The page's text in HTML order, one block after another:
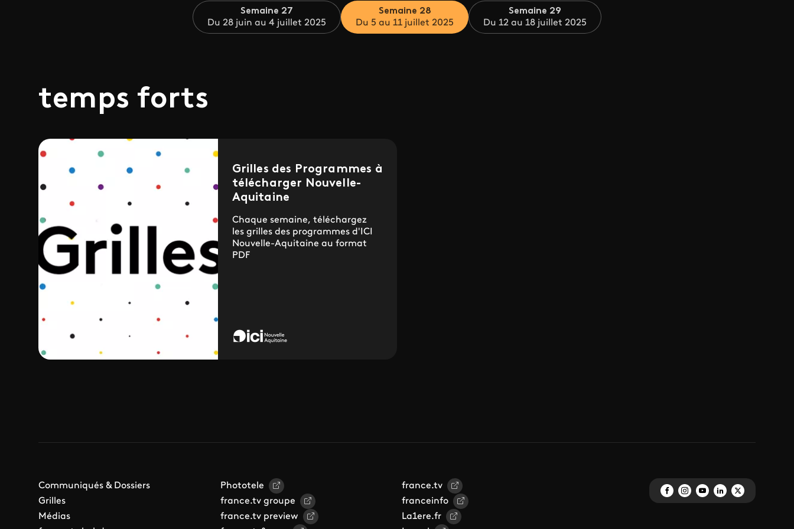
Semaine 27
Du 28 juin au 4 juillet 2025
Semaine 28
Du 5 au 11 juillet 2025
Semaine 29
Du 12 au 18 juillet 2025
temps forts
Grilles des Programmes à
télécharger Nouvelle-
Aquitaine
Chaque semaine, téléchargez
les grilles des programmes d'ICI
Nouvelle-Aquitaine au format
PDF
Communiqués & Dossiers
Grilles
Médias
Phototele
france.tv groupe
france.tv preview
france.tv
franceinfo
La1ere.fr